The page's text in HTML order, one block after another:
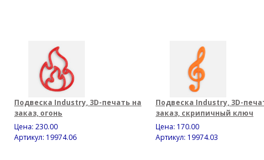
Подвеска Industry, 3D-печать на
заказ, огонь
Цена: 230.00
Артикул: 19974.06
Подвеска Industry, 3D-
заказ, скрипичный ключ
Цена: 170.00
Артикул: 19974.03